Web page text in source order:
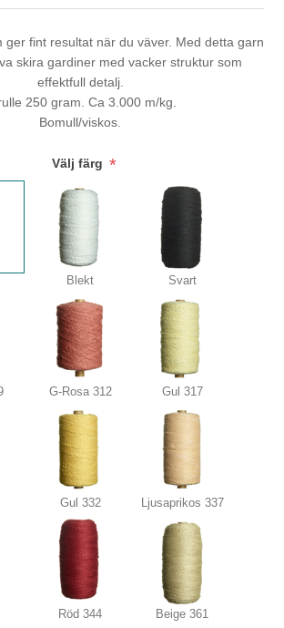
ger fint resultat när du väver. Med detta garn
skira gardiner med vacker struktur som
effektfull detalj.
250 gram. Ca 3.000 m/kg.
Bomull/viskos.
Välj färg *
Blekt Svart
G-Rosa 312 Gul 317
Gul 332 Ljusaprikos 337
Röd 344 Beige 361